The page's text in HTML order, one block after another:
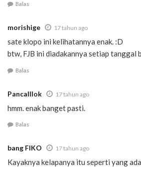
Balas
morishige 17 tahun ago
sate klopo ini kelihatannya enak. :D
btw, FJB ini diadakannya setiap tanggal
Balas
Pancalllok 17 tahun ago
hmm. enak banget pasti.
Balas
bang FIKO 17 tahun ago
Kayaknya kelapanya itu seperti yang